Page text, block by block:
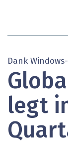
Dank
legt